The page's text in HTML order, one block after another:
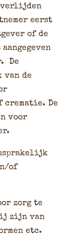
eerst
of de
De
van de
De
voor
of
zorg te
zijn van
etc.